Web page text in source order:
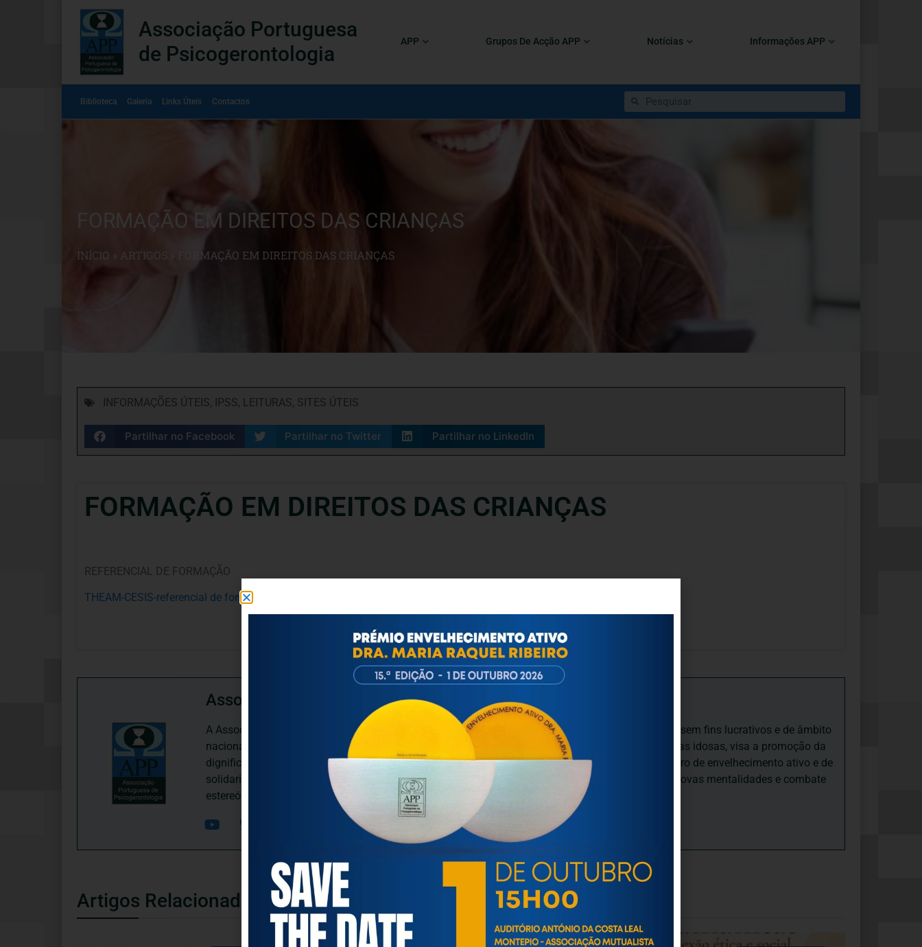
Associação Portuguesa
de Psicogerontologia
APP Grupos De Acção APP Notícias Informações APP
Biblioteca Galeria Links Úteis Contactos
FORMAÇÃO EM DIREITOS DAS CRIANÇAS
INÍCIO » ARTIGOS FORMAÇÃO EM DIREITOS DAS CRIANÇAS
INFORMAÇÕES ÚTEIS, IPSS, LEITURAS, SITES ÚTEIS
Partilhar no Facebook Partilhar no Twitter Partilhar no LinkedIn
FORMAÇÃO EM DIREITOS DAS CRIANÇAS
REFERENCIAL DE FORMAÇÃO
THEAM-CESIS-referencial de formação_A Convenção em Prática
Associação Portuguesa de Psicogerontologia
A Associação Portuguesa de Psicogerontologia-APP, Instituição Particular de Solidariedade Social sem fins lucrativos e de âmbito
nacional, dedica-se às questões biopsicológicas e sociais inerentes ao envelhecimento e às pessoas idosas, visa a promoção da
dignificação, respeito, saúde, autonomia, participação e segurança das pessoas idosas, num quadro de envelhecimento ativo e de
solidariedade intergeracional, e de uma sociedade mais inclusiva para todas as idades, promove novas mentalidades e combate
estereótipos negativos relativamente à idade e ao envelhecimento.
Artigos Relacionados